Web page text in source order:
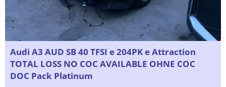
Audi A3 AUD SB 40 TFSI e 204PK e Attraction
TOTAL LOSS NO COC AVAILABLE OHNE COC
DOC Pack Platinum